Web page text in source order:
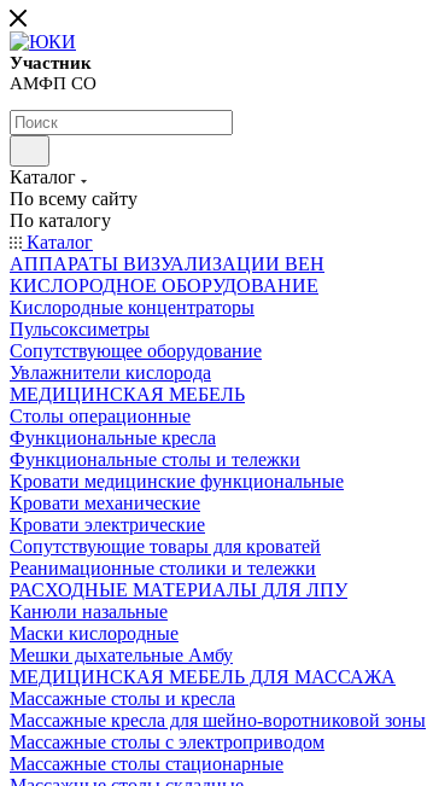
Участник
АМФП СО
Каталог
По всему сайту
По каталогу
Каталог
АППАРАТЫ ВИЗУАЛИЗАЦИИ ВЕН
КИСЛОРОДНОЕ ОБОРУДОВАНИЕ
Кислородные концентраторы
Пульсоксиметры
Сопутствующее оборудование
Увлажнители кислорода
МЕДИЦИНСКАЯ МЕБЕЛЬ
Столы операционные
Функциональные кресла
Функциональные столы и тележки
Кровати медицинские функциональные
Кровати механические
Кровати электрические
Сопутствующие товары для кроватей
Реанимационные столики и тележки
РАСХОДНЫЕ МАТЕРИАЛЫ ДЛЯ ЛПУ
Канюли назальные
Маски кислородные
Мешки дыхательные Амбу
МЕДИЦИНСКАЯ МЕБЕЛЬ ДЛЯ МАССАЖА
Массажные столы и кресла
Массажные кресла для шейно-воротниковой зоны
Массажные столы с электроприводом
Массажные столы стационарные